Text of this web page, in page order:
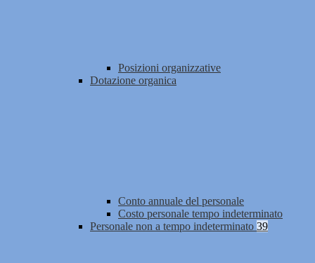
Posizioni organizzative
Dotazione organica
Conto annuale del personale
Costo personale tempo indeterminato
Personale non a tempo indeterminato 39